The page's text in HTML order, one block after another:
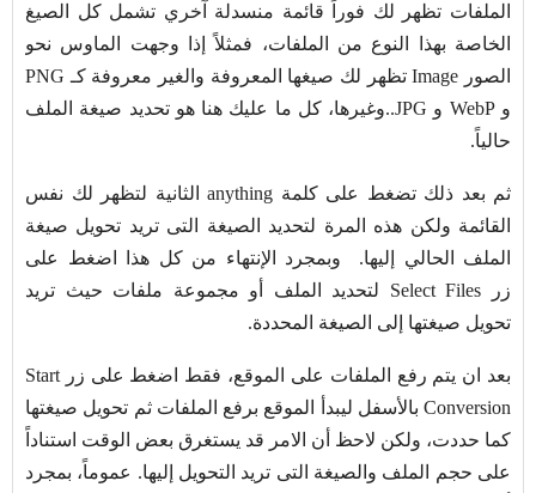
الملفات تظهر لك فوراً قائمة منسدلة آخري تشمل كل الصيغ
الخاصة بهذا النوع من الملفات، فمثلاً إذا وجهت الماوس نحو
الصور Image تظهر لك صيغها المعروفة والغير معروفة كـ PNG
و WebP و JPG..وغيرها، كل ما عليك هنا هو تحديد صيغة الملف
حالياً.
ثم بعد ذلك تضغط على كلمة anything الثانية لتظهر لك نفس
القائمة ولكن هذه المرة لتحديد الصيغة التى تريد تحويل صيغة
الملف الحالي إليها. وبمجرد الإنتهاء من كل هذا اضغط على
زر Select Files لتحديد الملف أو مجموعة ملفات حيث تريد
تحويل صيغتها إلى الصيغة المحددة.
بعد ان يتم رفع الملفات على الموقع، فقط اضغط على زر Start
Conversion بالأسفل ليبدأ الموقع برفع الملفات ثم تحويل صيغتها
كما حددت، ولكن لاحظ أن الامر قد يستغرق بعض الوقت استناداً
على حجم الملف والصيغة التى تريد التحويل إليها. عموماً، بمجرد